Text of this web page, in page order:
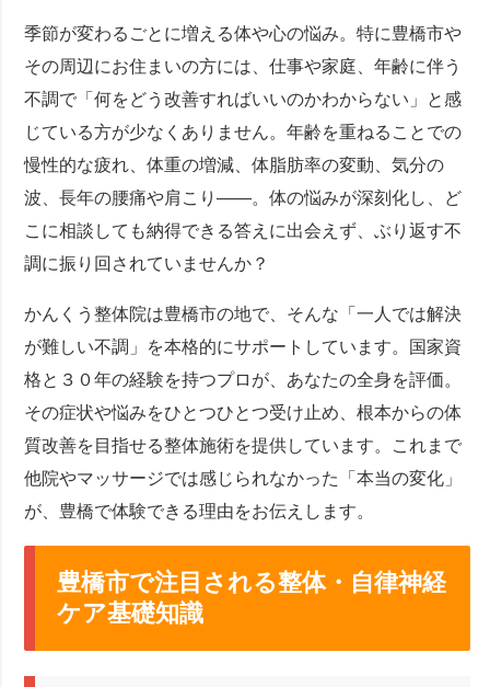
季節が変わるごとに増える体や心の悩み。特に豊橋市や
その周辺にお住まいの方には、仕事や家庭、年齢に伴う
不調で「何をどう改善すればいいのかわからない」と感
じている方が少なくありません。年齢を重ねることでの
慢性的な疲れ、体重の増減、体脂肪率の変動、気分の
波、長年の腰痛や肩こり――。体の悩みが深刻化し、ど
こに相談しても納得できる答えに出会えず、ぶり返す不
調に振り回されていませんか？
かんくう整体院は豊橋市の地で、そんな「一人では解決
が難しい不調」を本格的にサポートしています。国家資
格と３０年の経験を持つプロが、あなたの全身を評価。
その症状や悩みをひとつひとつ受け止め、根本からの体
質改善を目指せる整体施術を提供しています。これまで
他院やマッサージでは感じられなかった「本当の変化」
が、豊橋で体験できる理由をお伝えします。
豊橋市で注目される整体・自律神経
ケア基礎知識